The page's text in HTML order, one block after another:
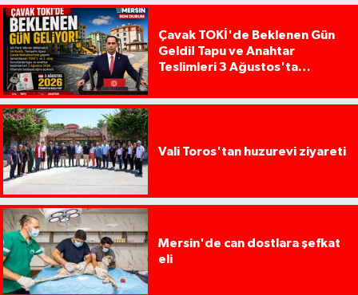
Çavak TOKİ'de Beklenen Gün
Geldi! Tapu ve Anahtar
Teslimleri 3 Ağustos'ta
Vali Toros'tan huzurevi ziyareti
Mersin'de can dostlara şefkat
eli